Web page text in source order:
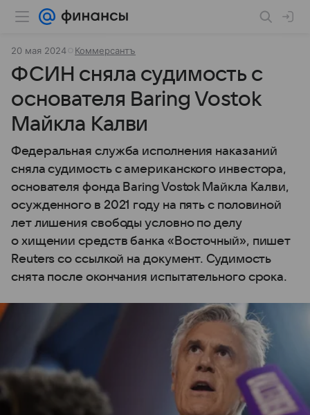
20 мая 2024 Коммерсантъ
ФСИН сняла судимость с
основателя Baring Vostok
Майкла Калви
Федеральная служба исполнения наказаний
сняла судимость с американского инвестора,
основателя фонда Baring Vostok Майкла Калви,
осужденного в 2021 году на пять с половиной
лет лишения свободы условно по делу
о хищении средств банка «Восточный», пишет
Reuters со ссылкой на документ. Судимость
снята после окончания испытательного срока.